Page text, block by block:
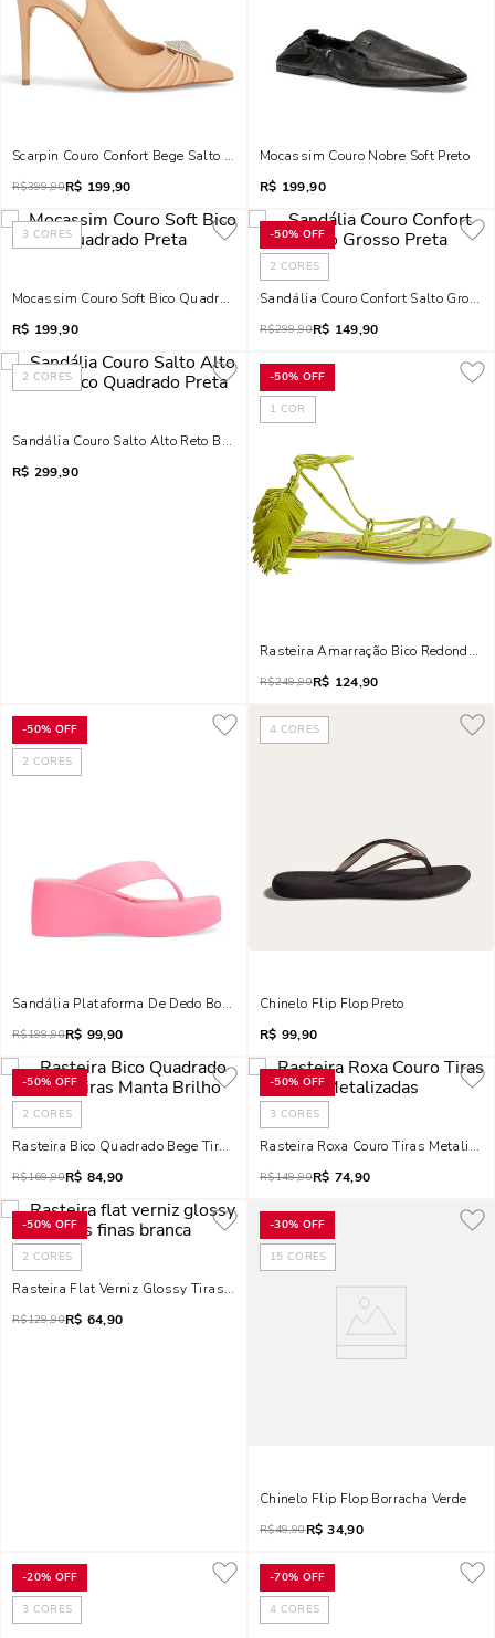
Scarpin Couro Confort Bege Salto Alto Brilho
R$399,90R$ 199,90
Mocassim Couro Nobre Soft Preto
R$ 199,90
3 CORES
Mocassim Couro Soft Bico Quadrado Preta
R$ 199,90
-50% OFF
2 CORES
Sandália Couro Confort Salto
R$299,90R$ 149,90
2 CORES
Sandália Couro Salto Alto Reto Bico Quadrado Preta
R$ 299,90
-50% OFF
1 COR
Rasteira Amarração Bico Redondo
R$249,90R$ 124,90
-50% OFF
2 CORES
Sandália Plataforma De Dedo Borracha Rosa Chic Jelly
R$199,90R$ 99,90
4 CORES
Chinelo Flip Flop Preto
R$ 99,90
-50% OFF
2 CORES
Rasteira Bico Quadrado Bege Tiras Manta Brilho
R$169,90R$ 84,90
-50% OFF
3 CORES
Rasteira Roxa Couro Tiras
R$149,90R$ 74,90
-50% OFF
2 CORES
Rasteira Flat Verniz Glossy Tiras Finas Branca
R$129,90R$ 64,90
-30% OFF
15 CORES
Chinelo Flip Flop Borracha Verde
R$49,90R$ 34,90
-20% OFF
3 CORES
-70% OFF
4 CORES